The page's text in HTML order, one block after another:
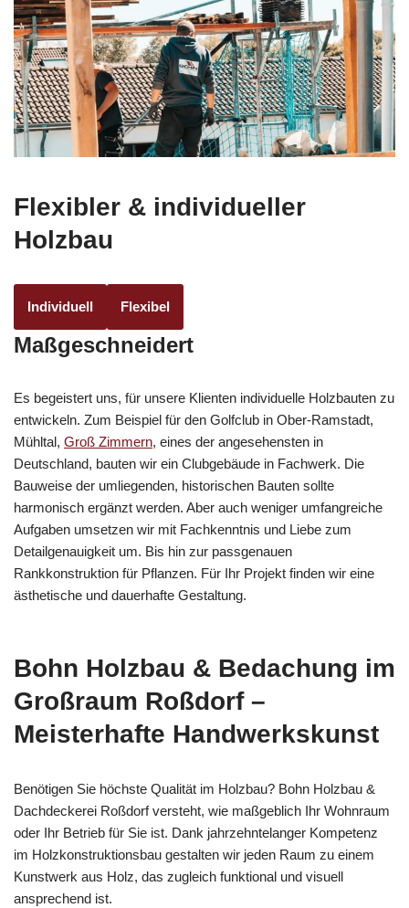
Flexibler & individueller
Holzbau
Individuell Flexibel
Maßgeschneidert
Es begeistert uns, für unsere Klienten individuelle Holzbauten zu
entwickeln. Zum Beispiel für den Golfclub in Ober-Ramstadt,
Mühltal, Groß Zimmern, eines der angesehensten in
Deutschland, bauten wir ein Clubgebäude in Fachwerk. Die
Bauweise der umliegenden, historischen Bauten sollte
harmonisch ergänzt werden. Aber auch weniger umfangreiche
Aufgaben umsetzen wir mit Fachkenntnis und Liebe zum
Detailgenauigkeit um. Bis hin zur passgenauen
Rankkonstruktion für Pflanzen. Für Ihr Projekt finden wir eine
ästhetische und dauerhafte Gestaltung.
Bohn Holzbau & Bedachung im
Großraum Roßdorf –
Meisterhafte Handwerkskunst
Benötigen Sie höchste Qualität im Holzbau? Bohn Holzbau &
Dachdeckerei Roßdorf versteht, wie maßgeblich Ihr Wohnraum
oder Ihr Betrieb für Sie ist. Dank jahrzehntelanger Kompetenz
im Holzkonstruktionsbau gestalten wir jeden Raum zu einem
Kunstwerk aus Holz, das zugleich funktional und visuell
ansprechend ist.